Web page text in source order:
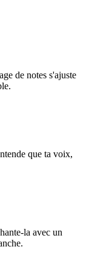
de notes s'ajuste
que ta voix,
la avec un